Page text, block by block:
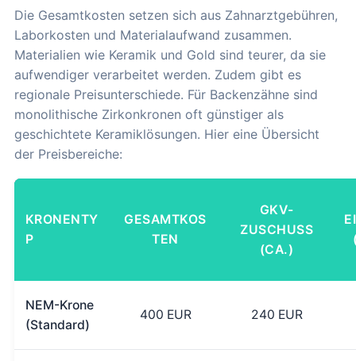
Die Gesamtkosten setzen sich aus Zahnarztgebühren,
Laborkosten und Materialaufwand zusammen.
Materialien wie Keramik und Gold sind teurer, da sie
aufwendiger verarbeitet werden. Zudem gibt es
regionale Preisunterschiede. Für Backenzähne sind
monolithische Zirkonkronen oft günstiger als
geschichtete Keramiklösungen. Hier eine Übersicht
der Preisbereiche:
KRONENTY
P
GESAMTKOS
TEN
GKV-
ZUSCHUSS
(CA.)
NEM-Krone
(Standard)
400 EUR 240 EUR